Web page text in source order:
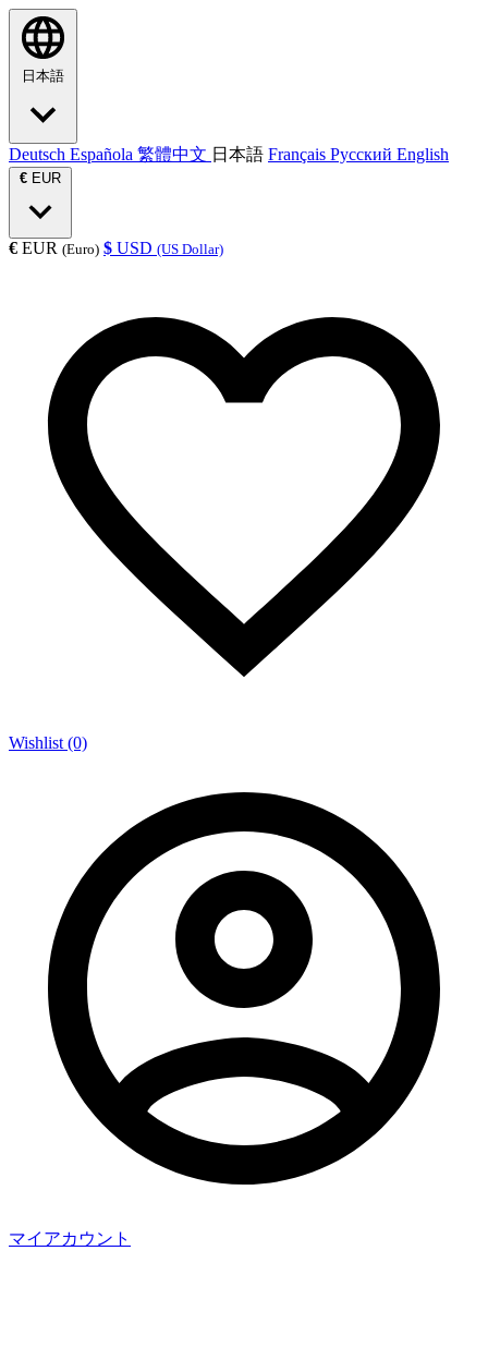
日本語
Deutsch Española 繁體中文 日本語 Français Русский English
€ EUR
€ EUR (Euro) $ USD (US Dollar)
Wishlist (0)
マイアカウント